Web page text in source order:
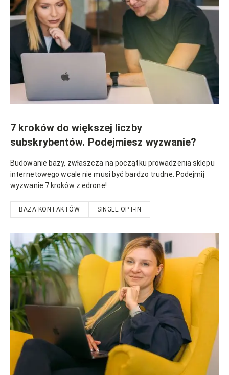
7 kroków do większej liczby
subskrybentów. Podejmiesz wyzwanie?
Budowanie bazy, zwłaszcza na początku prowadzenia sklepu
internetowego wcale nie musi być bardzo trudne. Podejmij
wyzwanie 7 kroków z edrone!
BAZA KONTAKTÓW SINGLE OPT-IN